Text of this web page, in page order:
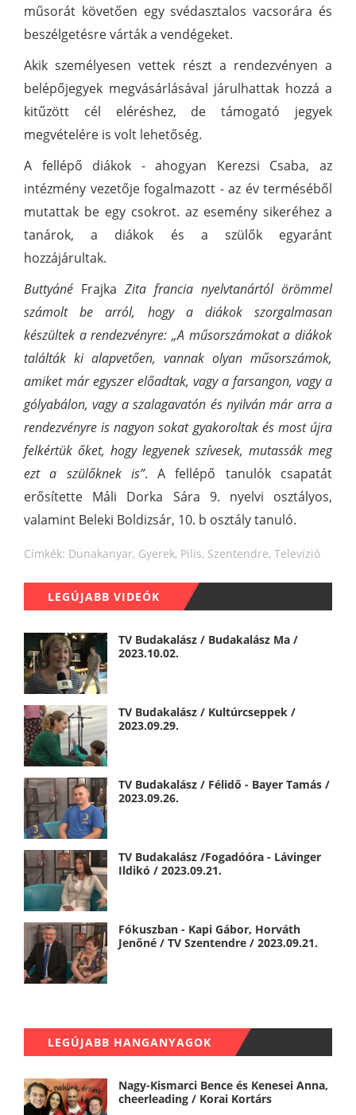
műsorát követően egy svédasztalos vacsorára és
beszélgetésre várták a vendégeket.
Akik személyesen vettek részt a rendezvényen a
belépőjegyek megvásárlásával járulhattak hozzá a
kitűzött cél eléréshez, de támogató jegyek
megvételére is volt lehetőség.
A fellépő diákok - ahogyan Kerezsi Csaba, az
intézmény vezetője fogalmazott - az év terméséből
mutattak be egy csokrot. az esemény sikeréhez a
tanárok, a diákok és a szülők egyaránt
hozzájárultak.
Buttyáné Frajka Zita francia nyelvtanártól örömmel
számolt be arról, hogy a diákok szorgalmasan
készültek a rendezvényre: „A műsorszámokat a diákok
találták ki alapvetően, vannak olyan műsorszámok,
amiket már egyszer előadtak, vagy a farsangon, vagy a
gólyabálon, vagy a szalagavatón és nyilván már arra a
rendezvényre is nagyon sokat gyakoroltak és most újra
felkértük őket, hogy legyenek szívesek, mutassák meg
ezt a szülőknek is”. A fellépő tanulók csapatát
erősítette Máli Dorka Sára 9. nyelvi osztályos,
valamint Beleki Boldizsár, 10. b osztály tanuló.
Címkék: Dunakanyar, Gyerek, Pilis, Szentendre, Televízió
LEGÚJABB VIDEÓK
TV Budakalász / Budakalász Ma /
2023.10.02.
TV Budakalász / Kultúrcseppek /
2023.09.29.
TV Budakalász / Félidő - Bayer Tamás /
2023.09.26.
TV Budakalász /Fogadóóra - Lávinger
Ildikó / 2023.09.21.
Fókuszban - Kapi Gábor, Horváth
Jenőné / TV Szentendre / 2023.09.21.
LEGÚJABB HANGANYAGOK
Nagy-Kismarci Bence és Kenesei Anna,
cheerleading / Korai Kortárs